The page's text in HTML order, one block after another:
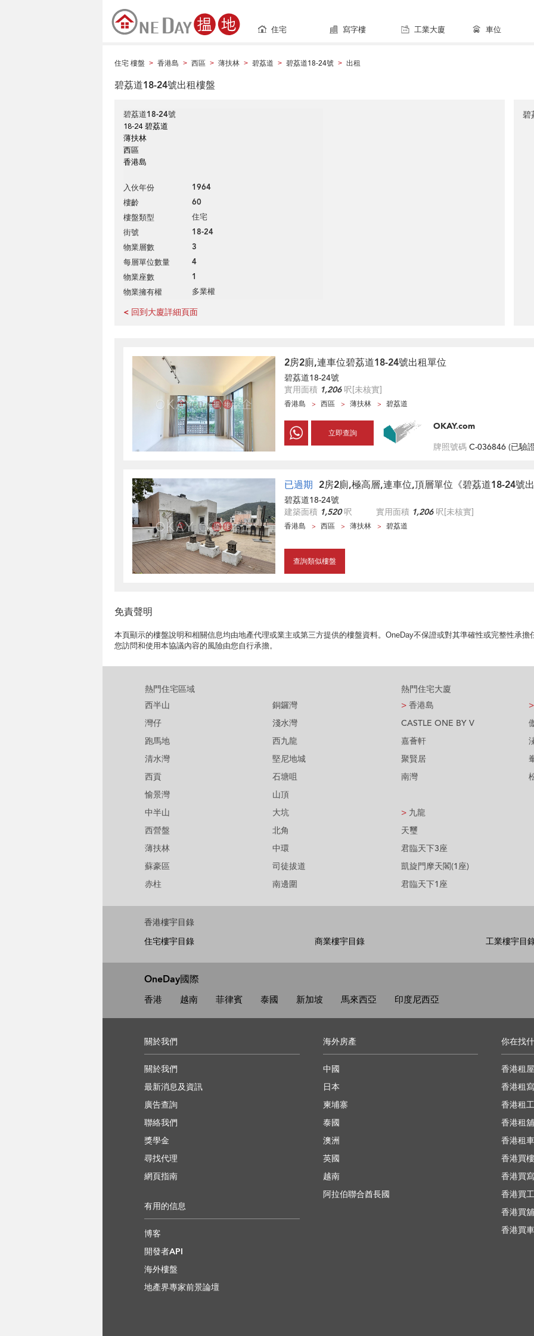
住宅 寫字樓 工業大廈 車位
住宅 樓盤 > 香港島 > 西區 > 薄扶林 > 碧荔道 > 碧荔道18-24號 > 出租
碧荔道18-24號出租樓盤
碧荔道18-24號
18-24 碧荔道
薄扶林
西區
香港島
入伙年份 1964
樓齡 60
樓盤類型 住宅
街號 18-24
物業層數 3
每層單位數量 4
物業座數 1
物業擁有權 多業權
< 回到大廈詳細頁面
碧
2房2廁,連車位碧荔道18-24號出租單位
碧荔道18-24號
實用面積 1,206呎[未核實]
香港島 西區 薄扶林 碧荔道
立即查詢
OKAY.com
牌照號碼 C-036846 (已驗
已過期 2房2廁,極高層,連車位,頂層單位《碧荔道18-24號出
碧荔道18-24號
建築面積 1,520呎 實用面積 1,206呎[未核實]
香港島 西區 薄扶林 碧荔道
查詢類似樓盤
免責聲明
本頁顯示的樓盤說明和相關信息均由地產代理或業主或第三方提供的樓盤資料。OneDay不保證或對其準確性或完整性承擔
您訪問和使用本協議內容的風險由您自行承擔。
熱門住宅區域
西半山
灣仔
跑馬地
清水灣
西貢
愉景灣
中半山
西營盤
薄扶林
蘇豪區
赤柱
銅鑼灣
淺水灣
西九龍
堅尼地城
石塘咀
山頂
大坑
北角
中環
司徒拔道
南邊圍
熱門住宅大廈
> 香港島
CASTLE ONE BY V
嘉薈軒
聚賢居
南灣
> 九龍
天璽
君臨天下3座
凱旋門摩天閣(1座)
君臨天下1座
>
香港樓宇目錄
住宅樓宇目錄
商業樓宇目錄 工業樓宇目
OneDay國際
香港 越南 菲律賓 泰國 新加坡 馬來西亞 印度尼西亞
關於我們
關於我們
最新消息及資訊
廣告查詢
聯絡我們
獎學金
尋找代理
網頁指南
有用的信息
博客
開發者API
海外樓盤
地產界專家前景論壇
海外房產
中國
日本
柬埔寨
泰國
澳洲
英國
越南
阿拉伯聯合酋長國
你在找
香港租屋
香港租
香港租
香港租舖
香港租
香港買樓
香港買
香港買
香港買舖
香港買